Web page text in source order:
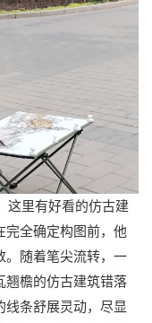
这里有好看的仿古建
完全确定构图前，他
。随着笔尖流转，一
翘檐的仿古建筑错落
线条舒展灵动，尽显